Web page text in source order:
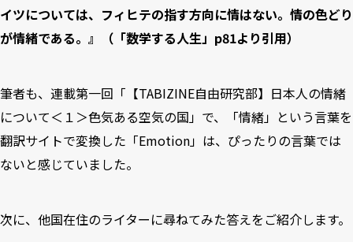
イツについては、フィヒテの指す方向に情はない。情の色どり
が情緒である。』（「数学する人生」p81より引用）
筆者も、連載第一回「 【TABIZINE自由研究部】日本人の情緒
について＜１＞色気ある空気の国」で、「情緒」という言葉を
翻訳サイトで変換した「Emotion」は、ぴったりの言葉では
ないと感じていました。
次に、他国在住のライターに尋ねてみた答えをご紹介します。